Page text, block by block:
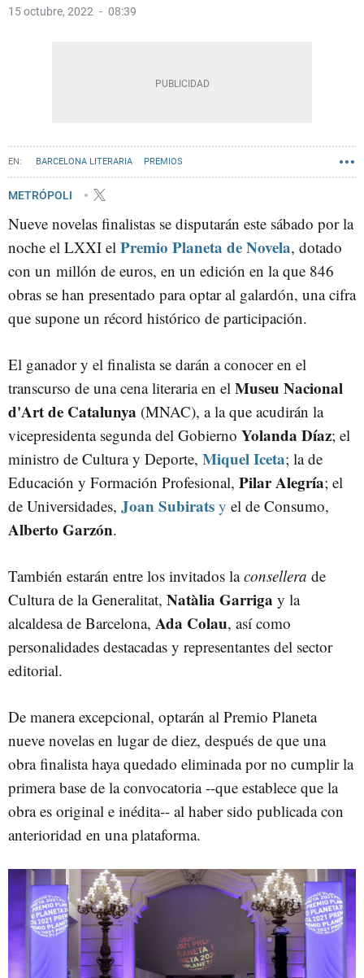
15 octubre, 2022 08:39
BARCELONA LITERARIA PREMIOS
METRÓPOLI
Nueve novelas finalistas se disputarán este sábado por la
noche el LXXI el Premio Planeta de Novela, dotado
con un millón de euros, en un edición en la que 846
obras se han presentado para optar al galardón, una cifra
que supone un récord histórico de participación.
El ganador y el finalista se darán a conocer en el
transcurso de una cena literaria en el Museu Nacional
d'Art de Catalunya (MNAC), a la que acudirán la
vicepresidenta segunda del Gobierno Yolanda Díaz; el
ministro de Cultura y Deporte, Miquel Iceta; la de
Educación y Formación Profesional, Pilar Alegría; el
de Universidades, Joan Subirats y el de Consumo,
Alberto Garzón.
También estarán entre los invitados laconsellera de
Cultura de la Generalitat, Natàlia Garriga y la
alcaldesa de Barcelona, Ada Colau, así como
personalidades destacadas y representantes del sector
editorial.
De manera excepcional, optarán al Premio Planeta
nueve novelas en lugar de diez, después de que una
obra finalista haya quedado eliminada por no cumplir la
primera base de la convocatoria --que establece que la
obra es original e inédita-- al haber sido publicada con
anterioridad en una plataforma.